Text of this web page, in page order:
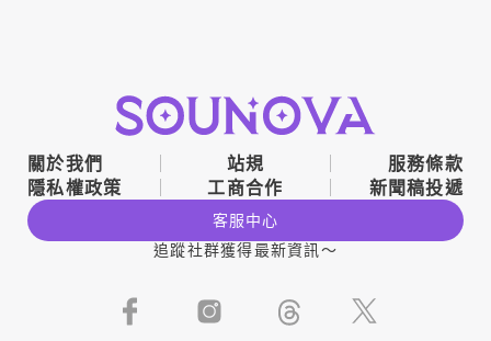
關於我們 站規
服務條款
隱私權政策
工商合作 新聞稿投遞
客服中心
追蹤社群獲得最新資訊～